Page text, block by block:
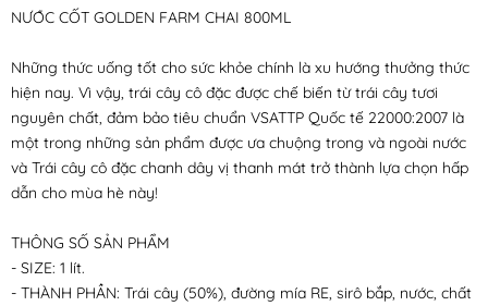
NƯỚC CỐT GOLDEN FARM CHAI 800ML
Những thức uống tốt cho sức khỏe chính là xu hướng thưởng thức
hiện nay. Vì vậy, trái cây cô đặc được chế biến từ trái cây tươi
nguyên chất, đảm bảo tiêu chuẩn VSATTP Quốc tế 22000:2007 là
một trong những sản phẩm được ưa chuộng trong và ngoài nước
và Trái cây cô đặc chanh dây vị thanh mát trở thành lựa chọn hấp
dẫn cho mùa hè này!
THÔNG SỐ SẢN PHẨM
- SIZE: 1 lít.
- THÀNH PHẦN: Trái cây (50%), đường mía RE, sirô bắp, nước, chất